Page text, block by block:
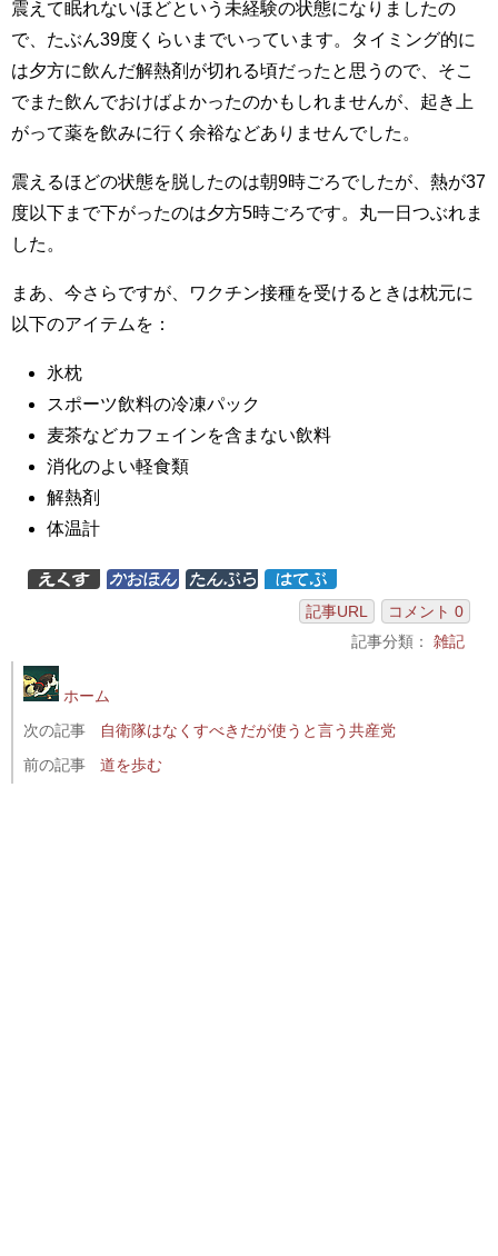
震えて眠れないほどという未経験の状態になりましたの
で、たぶん39度くらいまでいっています。タイミング的に
は夕方に飲んだ解熱剤が切れる頃だったと思うので、そこ
でまた飲んでおけばよかったのかもしれませんが、起き上
がって薬を飲みに行く余裕などありませんでした。
震えるほどの状態を脱したのは朝9時ごろでしたが、熱が37
度以下まで下がったのは夕方5時ごろです。丸一日つぶれま
した。
まあ、今さらですが、ワクチン接種を受けるときは枕元に
以下のアイテムを：
氷枕
スポーツ飲料の冷凍パック
麦茶などカフェインを含まない飲料
消化のよい軽食類
解熱剤
体温計
記事URL
コメント 0
記事分類： 雑記
ホーム
次の記事
自衛隊はなくすべきだが使うと言う共産党
前の記事
道を歩む